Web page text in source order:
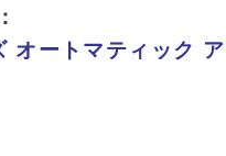
オートマティック